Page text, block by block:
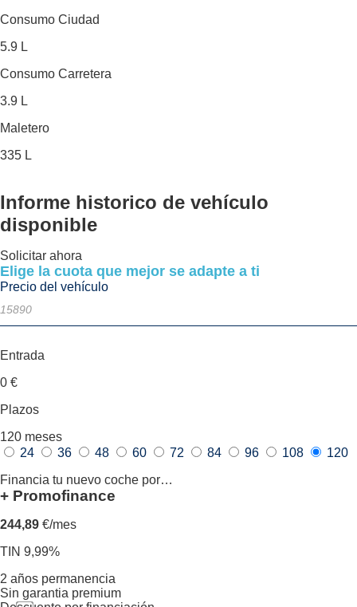
Consumo Ciudad
5.9 L
Consumo Carretera
3.9 L
Maletero
335 L
Informe historico de vehículo
disponible
Solicitar ahora
Elige la cuota que mejor se adapte a ti
Precio del vehículo
Entrada
0 €
Plazos
120 meses
24
36 48 60 72 84 96 108
120
Financia tu nuevo coche por…
+ Promofinance
244,89 €/mes
TIN 9,99%
2 años permanencia
Sin garantia premium